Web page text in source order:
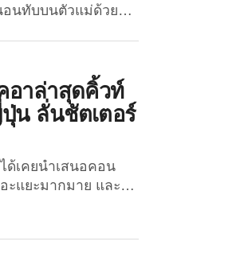
อนทับบนตัวแม่ด้วยสีห
ภาพถ่ายเจ้า “ลูกเสือ
น ที่นอกจากก่อนหน้า
สีหน้าปั่น ๆ ตอนโดน
ให้เหล่าชาวเน็ตใจ
นอนทับบนตัวแม่ด้วย
ที่เมดมายเดย์ให้กับ
ภาพ “RIKUNOW”
อาล่าสุดคิ้วท์
น ลั่นชัตเตอร์
ด้เคยนำเสนอคอน
ะแยะมากมาย และ
อง” รวมถึง “ภาพ